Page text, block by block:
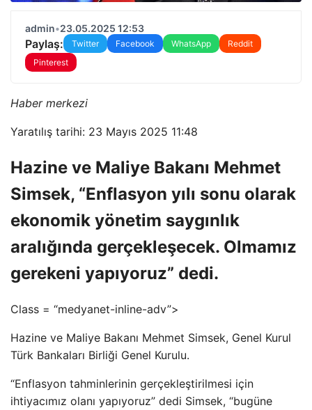
admin•23.05.2025 12:53
Paylaş: Twitter Facebook WhatsApp
Reddit
Pinterest
Haber merkezi
Yaratılış tarihi: 23 Mayıs 2025 11:48
Hazine ve Maliye Bakanı Mehmet
Simsek, “Enflasyon yılı sonu olarak
ekonomik yönetim saygınlık
aralığında gerçekleşecek. Olmamız
gerekeni yapıyoruz” dedi.
Class = “medyanet-inline-adv”>
Hazine ve Maliye Bakanı Mehmet Simsek, Genel Kurul
Türk Bankaları Birliği Genel Kurulu.
“Enflasyon tahminlerinin gerçekleştirilmesi için
ihtiyacımız olanı yapıyoruz” dedi Simsek, “bugüne